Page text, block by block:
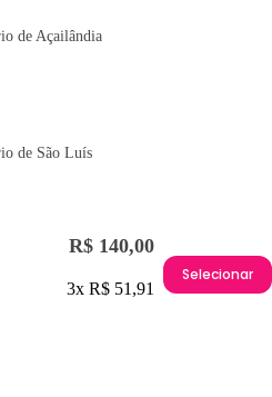
de Açailândia
de São Luís
R$ 140,00
3x R$ 51,91
Selecionar